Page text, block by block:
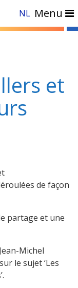
NL Menu
et
de façon
partage et une
Michel
le sujet ‘Les